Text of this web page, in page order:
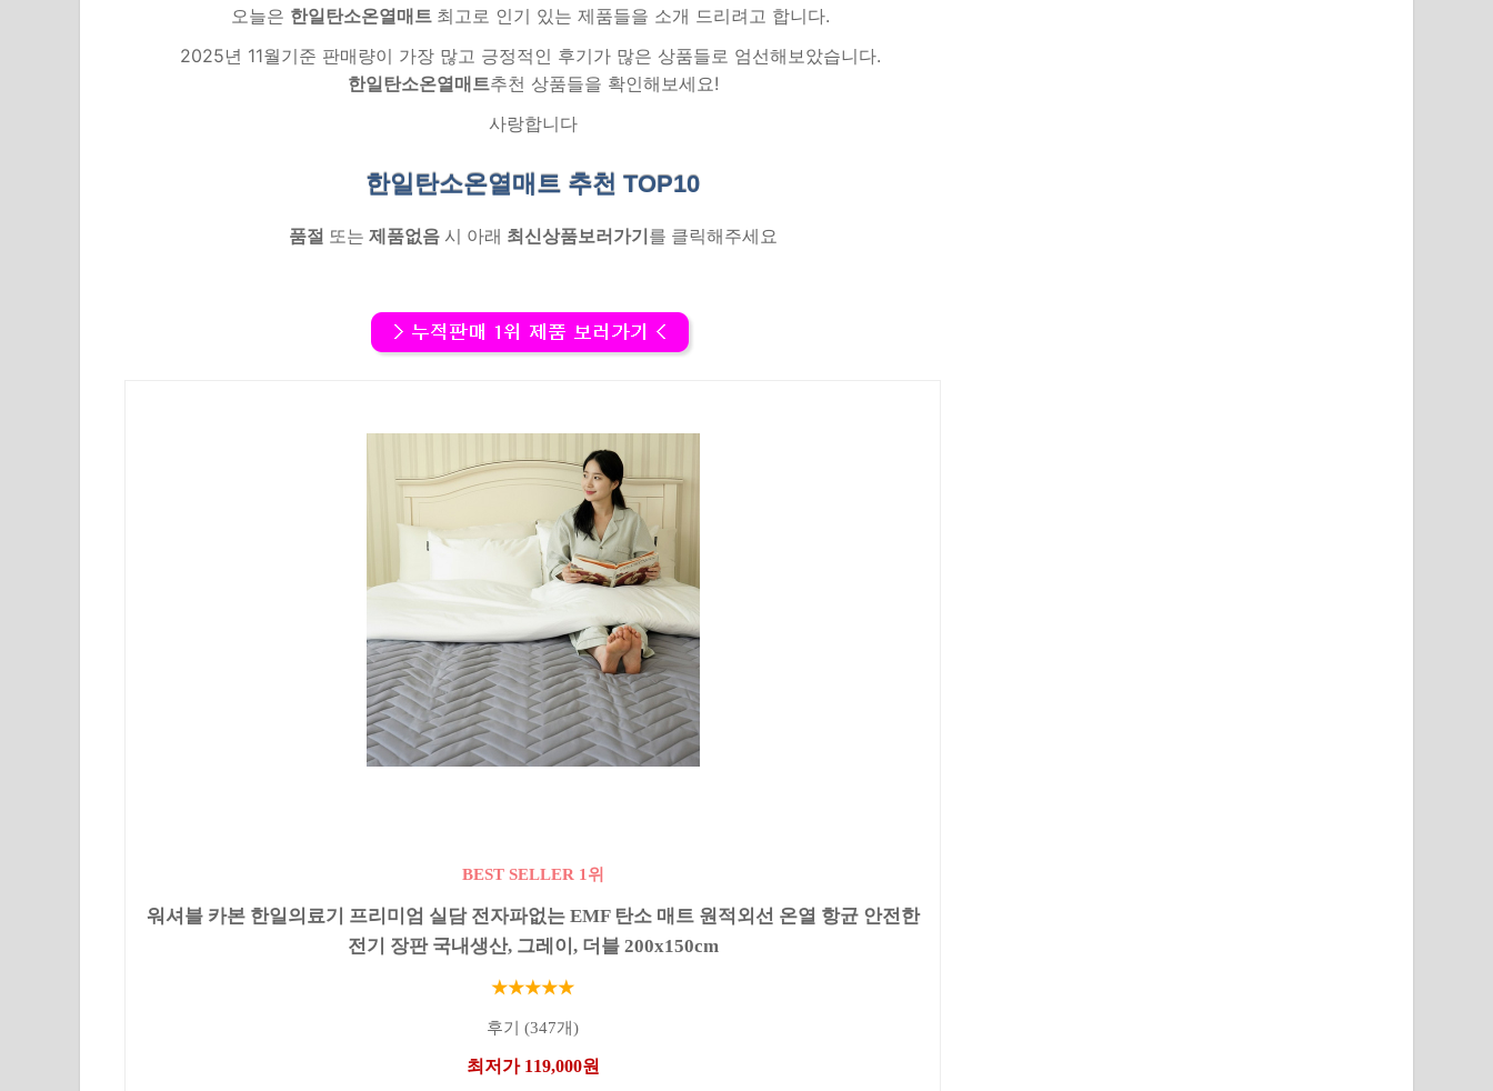
오늘은 한일탄소온열매트 최고로 인기 있는 제품들을 소개 드리려고 합니다.
2025년 11월기준 판매량이 가장 많고 긍정적인 후기가 많은 상품들로 엄선해보았습니다.
한일탄소온열매트추천 상품들을 확인해보세요!
사랑합니다
한일탄소온열매트 추천 TOP10
품절 또는 제품없음시 아래 최신상품보러가기 를 클릭해주세요
BEST SELLER 1위
워셔블 카본 한일의료기 프리미엄 실담 전자파없는 EMF 탄소 매트 원적외선 온열 항균 안전한
전기 장판 국내생산, 그레이, 더블 200x150cm
★★★★★
후기 (347개)
최저가 119,000원